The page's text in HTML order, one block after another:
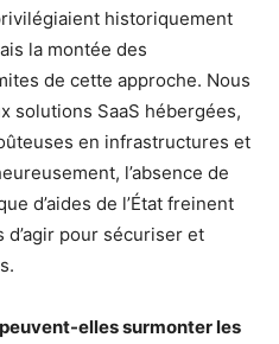
historiquement
la montée des
de cette approche. Nous
solutions SaaS hébergées,
en infrastructures et
l’absence de
d’aides de l’État freinent
pour sécuriser et
elles surmonter les